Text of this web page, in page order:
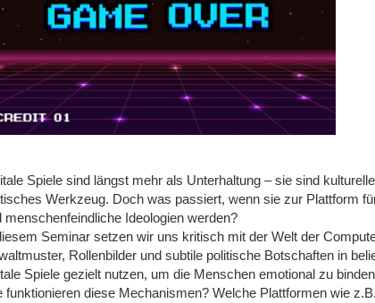
Spiele sind längst mehr als Unterhaltung – sie sind
Werkzeug. Doch was passiert, wenn sie zur Plattform
menschenfeindliche Ideologien werden?
Seminar setzen wir uns kritisch mit der Welt der
Rollenbilder und subtile politische Botschaften in
Spiele gezielt nutzen, um die Menschen emotional zu
funktionieren diese Mechanismen? Welche Plattformen wie